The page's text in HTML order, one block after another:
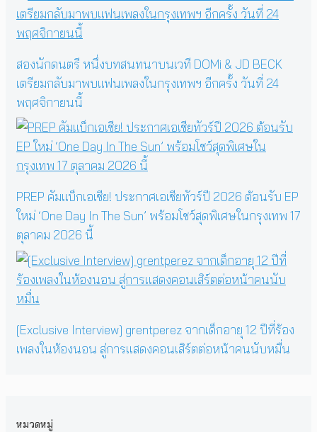
สองนักดนตรี หนึ่งบทสนทนาบนเวที DOMi & JD BECK
เตรียมกลับมาพบแฟนเพลงในกรุงเทพฯ อีกครั้ง วันที่ 24
พฤศจิกายนนี้
PREP คัมแบ็กเอเชีย! ประกาศเอเชียทัวร์ปี 2026 ต้อนรับ EP
ใหม่ ‘One Day In The Sun’ พร้อมโชว์สุดพิเศษในกรุงเทพ 17
ตุลาคม 2026 นี้
[Exclusive Interview] grentperez จากเด็กอายุ 12 ปีที่ร้อง
เพลงในห้องนอน สู่การแสดงคอนเสิร์ตต่อหน้าคนนับหมื่น
หมวดหมู่